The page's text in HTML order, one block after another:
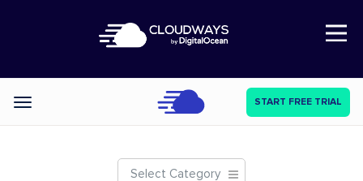
Open Nav
Categories START FREE TRIAL
Select Category